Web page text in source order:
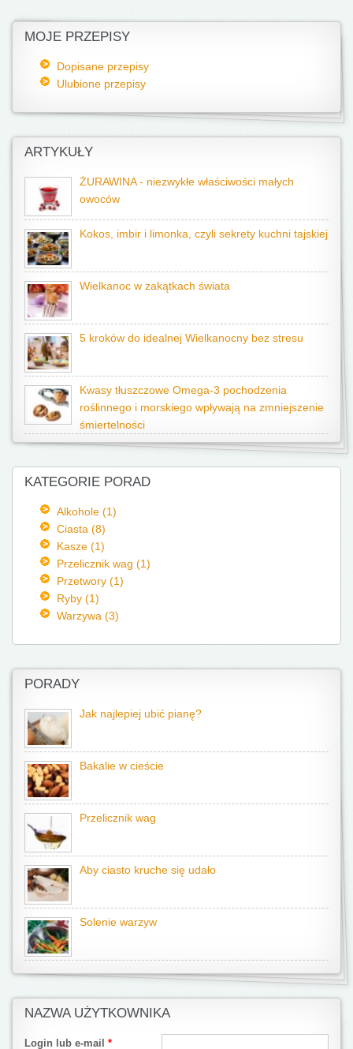
MOJE PRZEPISY
Dopisane przepisy
Ulubione przepisy
ARTYKUŁY
ŻURAWINA - niezwykłe właściwości małych
owoców
Kokos, imbir i limonka, czyli sekrety kuchni tajskiej
Wielkanoc w zakątkach świata
5 kroków do idealnej Wielkanocny bez stresu
Kwasy tłuszczowe Omega-3 pochodzenia
roślinnego i morskiego wpływają na zmniejszenie
śmiertelności
KATEGORIE PORAD
Alkohole (1)
Ciasta (8)
Kasze (1)
Przelicznik wag (1)
Przetwory (1)
Ryby (1)
Warzywa (3)
PORADY
Jak najlepiej ubić pianę?
Bakalie w cieście
Przelicznik wag
Aby ciasto kruche się udało
Solenie warzyw
NAZWA UŻYTKOWNIKA
Login lub e-mail *